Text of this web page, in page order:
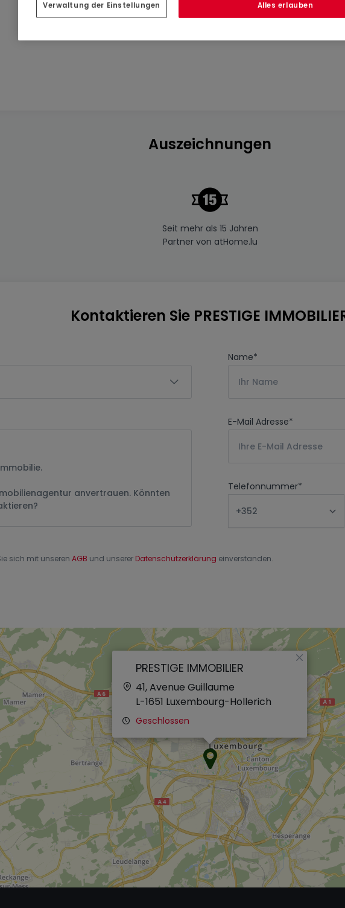
Auszeichnungen
Seit mehr als 15 Jahren
Partner von atHome.lu
Kontaktieren Sie PRESTIGE
Name*
E-Mail Adresse*
Telefonnummer*
sich mit unseren AGB und unserer Datenschutzerklärung einverstanden.
PRESTIGE IMMOBILIER
41, Avenue Guillaume
L-1651 Luxembourg-Hollerich
Geschlossen
×
Verwaltung der Einstellungen Alles erlauben